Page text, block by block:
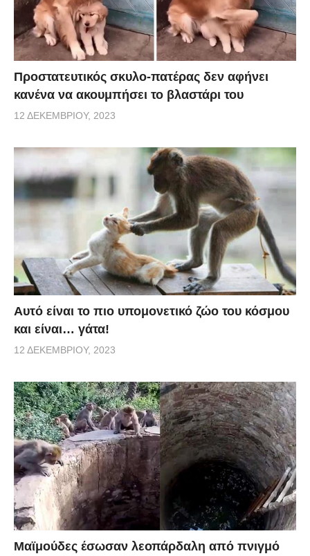
Προστατευτικός σκυλο-πατέρας δεν αφήνει
κανένα να ακουμπήσει το βλαστάρι του
12 ΔΕΚΕΜΒΡΊΟΥ, 2023
Αυτό είναι το πιο υπομονετικό ζώο του κόσμου
και είναι… γάτα!
12 ΔΕΚΕΜΒΡΊΟΥ, 2023
Μαϊμούδες έσωσαν λεοπάρδαλη από πνιγμό